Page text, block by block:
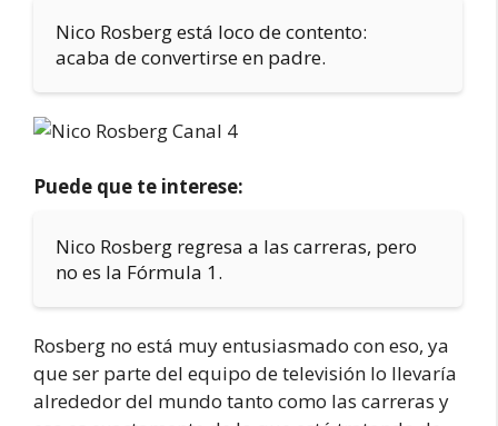
Nico Rosberg está loco de contento:
acaba de convertirse en padre.
Puede que te interese:
Nico Rosberg regresa a las carreras, pero
no es la Fórmula 1.
Rosberg no está muy entusiasmado con eso, ya
que ser parte del equipo de televisión lo llevaría
alrededor del mundo tanto como las carreras y